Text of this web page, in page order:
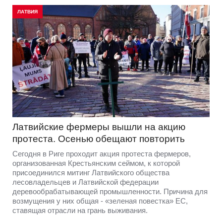
ЛАТВИЯ
Латвийские фермеры вышли на акцию
протеста. Осенью обещают повторить
Сегодня в Риге проходит акция протеста фермеров,
организованная Крестьянским сеймом, к которой
присоединился митинг Латвийского общества
лесовладельцев и Латвийской федерации
деревообрабатывающей промышленности. Причина для
возмущения у них общая - «зеленая повестка» ЕС,
ставящая отрасли на грань выживания.